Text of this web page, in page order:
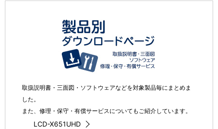
取扱説明書・三面図・ソフトウェアなどを対象製品毎にまとめま
した。
また、修理・保守・有償サービスについてもご紹介しています。
LCD-X651UHD